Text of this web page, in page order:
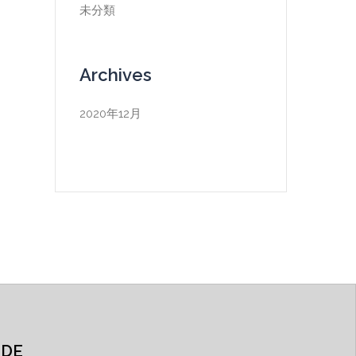
未分類
Archives
2020年12月